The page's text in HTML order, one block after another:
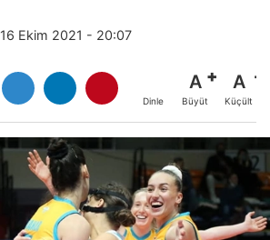
16 Ekim 2021 - 20:07
Dinle
A
Büyüt
A
Küçült